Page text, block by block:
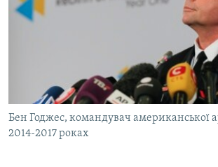
Бен Годжес, командувач американської
2014-2017 роках